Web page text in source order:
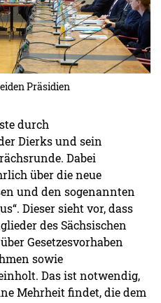
Präsidien
durch
Dierks und sein
Dabei
über die neue
und den sogenannten
Dieser sieht vor, dass
des Sächsischen
Gesetzesvorhaben
sowie
Das ist notwendig,
Mehrheit findet, die dem